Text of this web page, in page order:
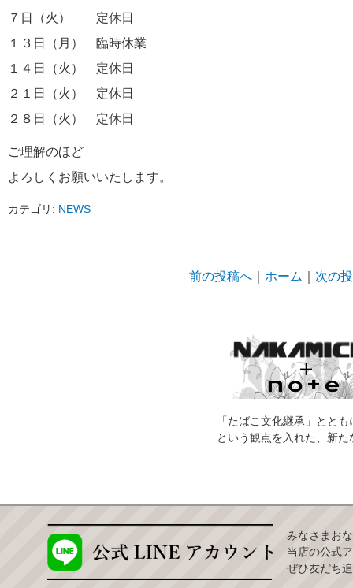
７日（火） 定休日
１３日（月） 臨時休業
１４日（火） 定休日
２１日（火） 定休日
２８日（火） 定休日
ご理解のほど
よろしくお願いいたします。
カテゴリ: NEWS
前の投稿へ ホーム 次の
「たばこ文化継承」とと
という観点を入れた、新
みなさまお
当店の公式
ぜひ友だち